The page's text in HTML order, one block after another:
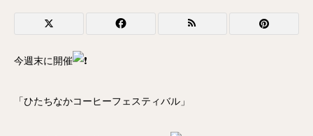
今週末に開催
「ひたちなかコーヒーフェスティバル」